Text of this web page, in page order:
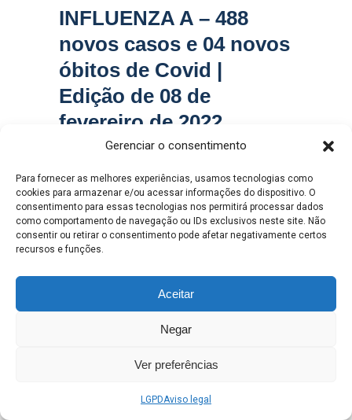
Gerenciar o consentimento
Para fornecer as melhores experiências, usamos tecnologias como
cookies para armazenar e/ou acessar informações do dispositivo. O
consentimento para essas tecnologias nos permitirá processar dados
como comportamento de navegação ou IDs exclusivos neste site. Não
consentir ou retirar o consentimento pode afetar negativamente certos
recursos e funções.
Aceitar
Negar
Ver preferências
LGPDAviso legal
INFLUENZA A – 488
novos casos e 04 novos
óbitos de Covid |
Edição de 08 de
fevereiro de 2022
(Acumulado de 06 a
08/02)
0
Henrique Alves
TERÇA-FEIRA, 08 FEVEREIRO 2022/
PUBLICADO EMBOLETIM COVID-19,
BOLETIM INFLUENZA A